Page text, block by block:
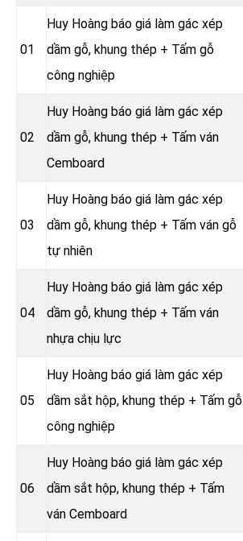
01
Huy Hoàng báo giá làm gác xép
dầm gỗ, khung thép + Tấm gỗ
công nghiệp
02
Huy Hoàng báo giá làm gác xép
dầm gỗ, khung thép + Tấm ván
Cemboard
03
Huy Hoàng báo giá làm gác xép
dầm gỗ, khung thép + Tấm ván gỗ
tự nhiên
04
Huy Hoàng báo giá làm gác xép
dầm gỗ, khung thép + Tấm ván
nhựa chịu lực
05
Huy Hoàng báo giá làm gác xép
dầm sắt hộp, khung thép + Tấm gỗ
công nghiệp
06
Huy Hoàng báo giá làm gác xép
dầm sắt hộp, khung thép + Tấm
ván Cemboard